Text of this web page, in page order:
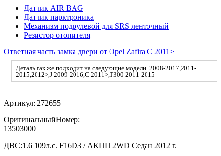
Датчик AIR BAG
Датчик парктроника
Механизм подрулевой для SRS ленточный
Резистор отопителя
Ответная часть замка двери от Opel Zafira C 2011>
Деталь так же подходит на следующие модели: 2008-2017,2011-
2015,2012>,J 2009-2016,C 2011>,T300 2011-2015
Артикул: 272655
ОригинальныйНомер:
13503000
ДВС:1.6 109л.с. F16D3 / АКПП 2WD Седан 2012 г.